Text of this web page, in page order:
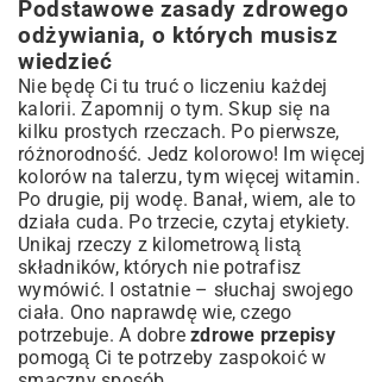
Szybkie i proste zdrowe przepisy na co
dzień
Obalamy Mity i Odpowiadamy na
Najczęstsze Pytania o Zdrowe Jedzenie
Czy zdrowe jedzenie jest nudne i bez
smaku?
Gdzie szukać sprawdzonych przepisów i
inspiracji?
Podstawowe zasady zdrowego
odżywiania, o których musisz
wiedzieć
Nie będę Ci tu truć o liczeniu każdej
kalorii. Zapomnij o tym. Skup się na
kilku prostych rzeczach. Po pierwsze,
różnorodność. Jedz kolorowo! Im więcej
kolorów na talerzu, tym więcej witamin.
Po drugie, pij wodę. Banał, wiem, ale to
działa cuda. Po trzecie, czytaj etykiety.
Unikaj rzeczy z kilometrową listą
składników, których nie potrafisz
wymówić. I ostatnie – słuchaj swojego
ciała. Ono naprawdę wie, czego
potrzebuje. A dobre zdrowe przepisy
pomogą Ci te potrzeby zaspokoić w